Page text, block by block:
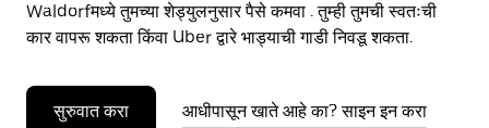
Waldorfमध्ये तुमच्या शेड्युलनुसार पैसे कमवा . तुम्ही तुमची स्वतःची
कार वापरू शकता किंवा Uber द्वारे भाड्याची गाडी निवडू शकता.
सुरुवात करा आधीपासून खाते आहे का? साइन इन करा